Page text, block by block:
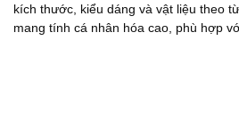
kích thước, kiểu dáng và vật liệu theo
mang tính cá nhân hóa cao, phù hợp